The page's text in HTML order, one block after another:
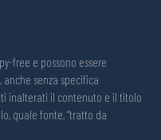
free e possono essere
senza specifica
inalterati il contenuto e il titolo
quale fonte, “tratto da